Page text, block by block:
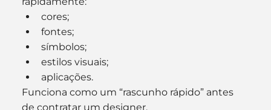
cores;
fontes;
símbolos;
estilos visuais;
aplicações.
Funciona como um “rascunho rápido” antes
de contratar um designer.